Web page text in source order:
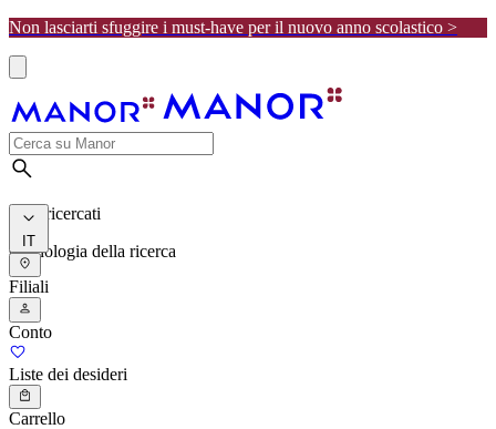
Non lasciarti sfuggire i must-have per il nuovo anno scolastico >
I più ricercati
Cronologia della ricerca
IT
Filiali
Conto
Liste dei desideri
Carrello